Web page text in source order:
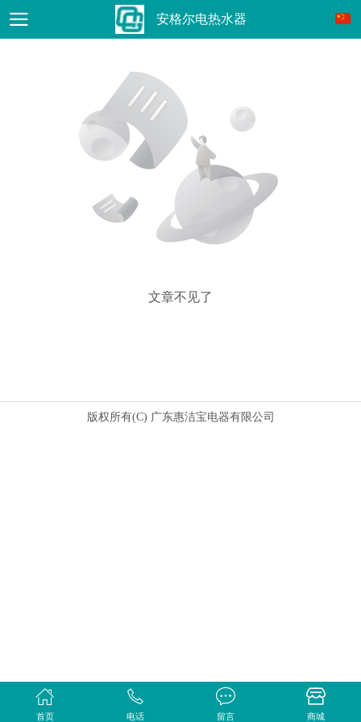
安格尔电热水器
文章不见了
版权所有(C) 广东惠洁宝电器有限公司
首页 电话 留言 商城